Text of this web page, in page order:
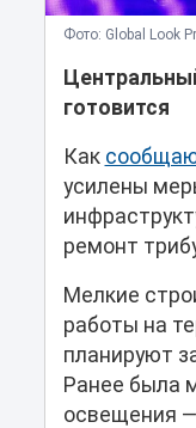
Фото: Global Look
готовится
Как
усилены
ремонт
Мелкие
работы на
планируют
Ранее была
освещения